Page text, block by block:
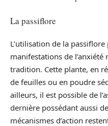
La passiflore
L’utilisation de la
manifestations de
tradition. Cette plante, en
de feuilles ou en poudre
ailleurs, il est possible de
dernière possédant aussi
mécanismes d’action